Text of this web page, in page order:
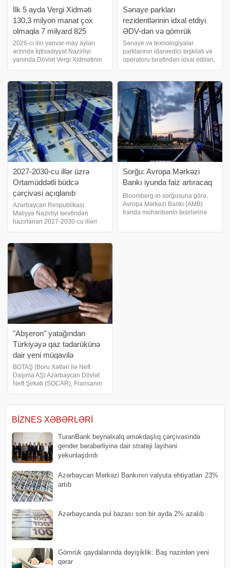
İlk 5 ayda Vergi Xidməti
130,3 milyon manat çox
olmaqla 7 milyard 825
milyon manat yığıb
2026-cı ilin yanvar-may ayları
ərzində İqtisadiyyat Nazirliyi
yanında Dövlət Vergi Xidmətinin
daxil olub ki, bu da proqnoza
nisbətən 130,3 milyon manat
çoxdur
Sənaye parkları
rezidentlərinin idxal etdiyi
ƏDV-dən və gömrük
rüsumlarından azad olunan
texnikaların siyahısı
təsdiqlənib
Sənaye və texnologiyalar
parklarının idarəedici təşkilatı və
operatoru tərəfindən idxal edilən,
olunan texnika, texnoloji
avadanlıq və qurğuların siyahısı
təsdiq edilib
2027-2030-cu illər üzrə
Ortamüddətli büdcə
çərçivəsi açıqlanıb
Azərbaycan Respublikası
Maliyyə Nazirliyi tərəfindən
hazırlanan 2027-2030-cu illəri
səhifəsində yerləşdirilib.
Ortamüddətli büdcə çərçivəsi
Azərbaycan Respublikas
Sorğu: Avropa Mərkəzi
Bankı iyunda faiz artıracaq
Bloomberg-in sorğusuna görə,
Avropa Mərkəzi Bankı (AMB)
İranda müharibənin təsirlərinə
"Abşeron" yatağından
Türkiyəyə qaz tədarükünə
dair yeni müqavilə
imzalanıb
BOTAŞ (Boru Xətləri ilə Neft
Daşıma AŞ) Azərbaycan Dövlət
Neft Şirkəti (SOCAR), Fransanın
müqavilə imzalayıb. Türkiyəni
BIZNES XƏBƏRLƏRI
TuranBank beynəlxalq əməkdaşlıq çərçivəsində
gender bərabərliyinə dair strateji layihəni
yekunlaşdırdı
Azərbaycan Mərkəzi Bankının valyuta ehtiyatları 23%
artıb
​Azərbaycanda pul bazası son bir ayda 2% azalıb
Gömrük qaydalarında dəyişiklik: Baş nazirdən yeni
qərar